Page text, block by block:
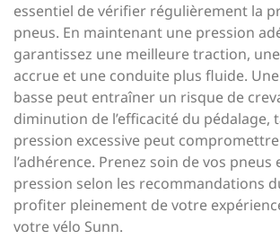
essentiel de vérifier régulièrement la
pneus. En maintenant une pression
garantissez une meilleure traction,
accrue et une conduite plus fluide.
basse peut entraîner un risque de
diminution de l’efficacité du pédalage,
pression excessive peut
l’adhérence. Prenez soin de vos pneus
pression selon les recommandations
profiter pleinement de votre
votre vélo Sunn.